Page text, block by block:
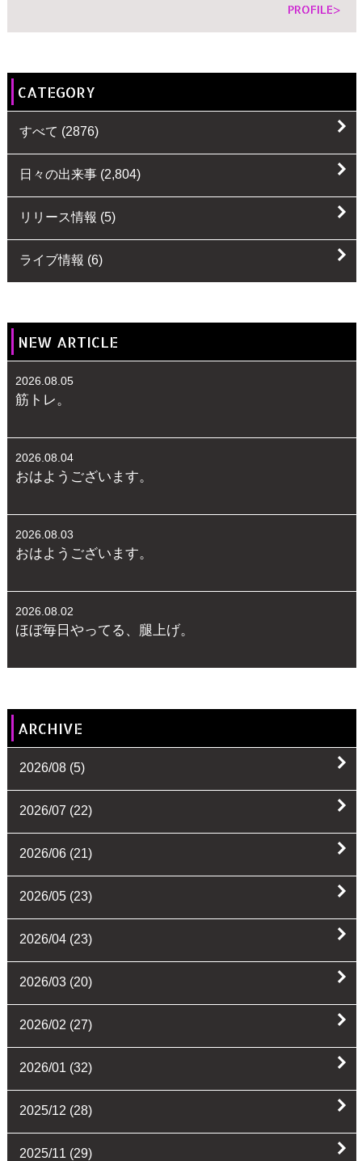
PROFILE>
CATEGORY
すべて (2876)
日々の出来事(2,804)
リリース情報 (5)
ライブ情報 (6)
NEW ARTICLE
2026.08.05
筋トレ。
2026.08.04
おはようございます。
2026.08.03
おはようございます。
2026.08.02
ほぼ毎日やってる、腿上げ。
ARCHIVE
2026/08(5)
2026/07 (22)
2026/06(21)
2026/05(23)
2026/04(23)
2026/03(20)
2026/02 (27)
2026/01 (32)
2025/12 (28)
2025/11 (29)